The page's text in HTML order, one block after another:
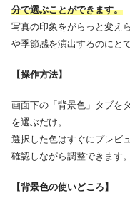
分で選ぶことができます。
写真の印象をがらっと変え
や季節感を演出するのにと
【操作方法】
画面下の「背景色」タブを
を選ぶだけ。
選択した色はすぐにプレビ
確認しながら調整できます。
【背景色の使いどころ】